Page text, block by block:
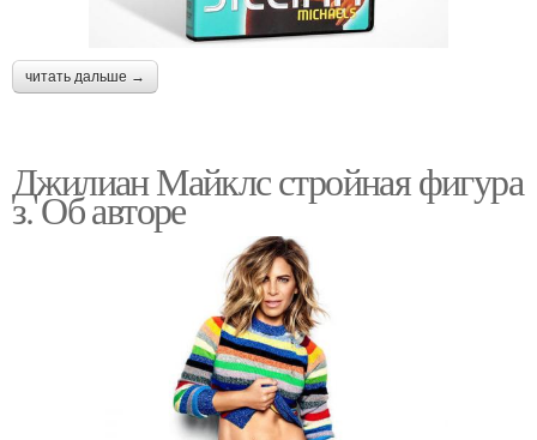
читать дальше →
Джилиан Майклс стройная фигура
з. Об авторе